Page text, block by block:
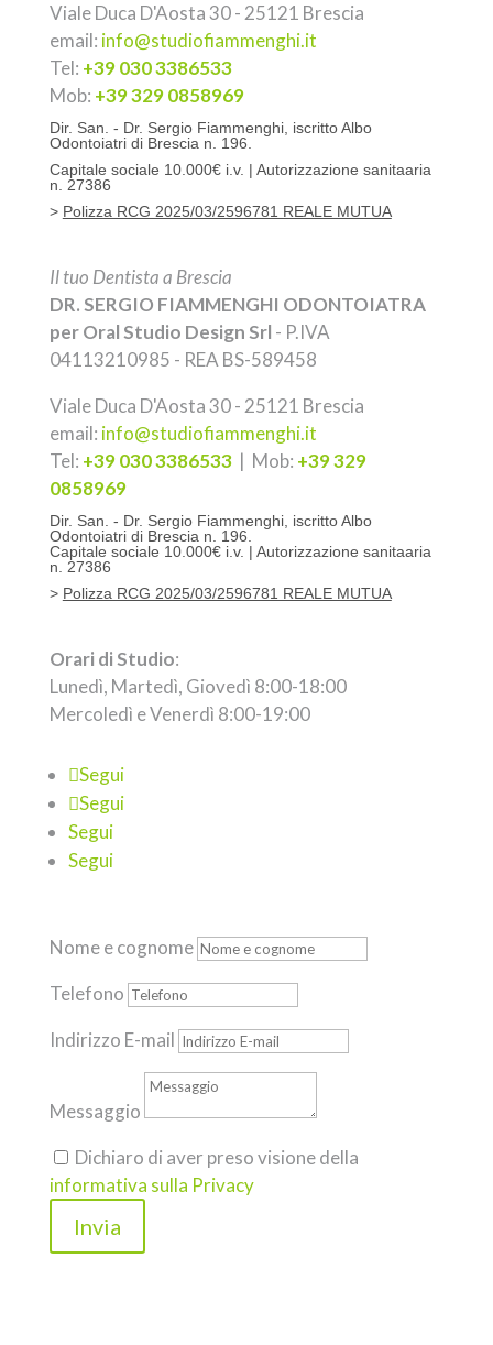
Viale Duca D'Aosta 30 - 25121 Brescia
email: info@studiofiammenghi.it
Tel: +39 030 3386533
Mob: +39 329 0858969
Dir. San. - Dr. Sergio Fiammenghi, iscritto Albo
Odontoiatri di Brescia n. 196.
Capitale sociale 10.000€ i.v. | Autorizzazione sanitaaria
n. 27386
> Polizza RCG 2025/03/2596781 REALE MUTUA
Il tuo Dentista a Brescia
DR. SERGIO FIAMMENGHI ODONTOIATRA
per Oral Studio Design Srl - P.IVA
04113210985 - REA BS-589458
Viale Duca D'Aosta 30 - 25121 Brescia
email: info@studiofiammenghi.it
Tel: +39 030 3386533| Mob: +39 329
0858969
Dir. San. - Dr. Sergio Fiammenghi, iscritto Albo
Odontoiatri di Brescia n. 196.
Capitale sociale 10.000€ i.v. | Autorizzazione sanitaaria
n. 27386
> Polizza RCG 2025/03/2596781 REALE MUTUA
Orari di Studio:
Lunedì, Martedì, Giovedì 8:00-18:00
Mercoledì e Venerdì 8:00-19:00
Segui
Segui
Segui
Segui
Nome e cognome
Telefono
Indirizzo E-mail
Messaggio
Dichiaro di aver preso visione della
informativa sulla Privacy
Invia